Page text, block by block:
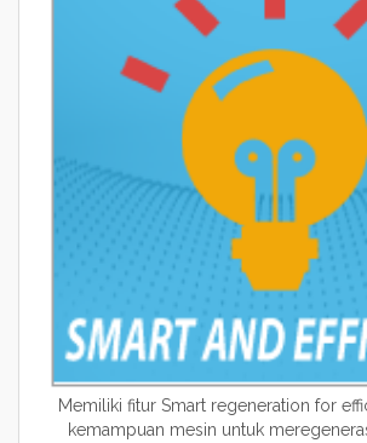
Memiliki fitur Smart regeneration for
kemampuan mesin untuk